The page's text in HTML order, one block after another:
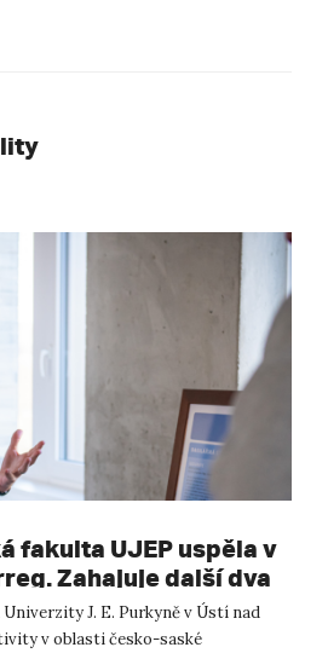
fakulta UJEP uspěla v
Zahajuje další dva
se saskými
J. E. Purkyně v Ústí nad
v oblasti česko-saské